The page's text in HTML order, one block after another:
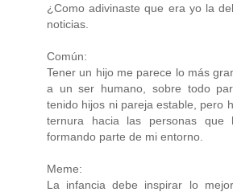
¿Como adivinaste que era yo la
noticias.
Común:
Tener un hijo me parece lo más
a un ser humano, sobre todo
tenido hijos ni pareja estable, pero
ternura hacia las personas que
formando parte de mi entorno.
Meme:
La infancia debe inspirar lo